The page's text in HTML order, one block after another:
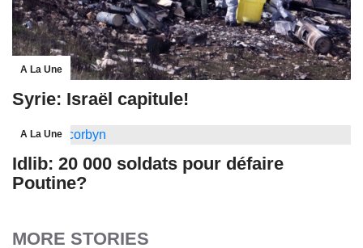
A La Une
Syrie: Israël capitule!
A La Une
Idlib: 20 000 soldats pour défaire
Poutine?
MORE STORIES